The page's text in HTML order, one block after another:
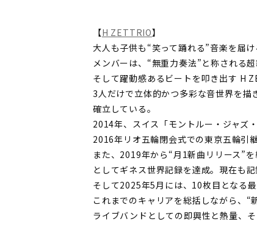
【H ZETTRIO】
大人も子供も“笑って踊れる”音楽を届
メンバーは、“無重力奏法”と称される
そして躍動感あるビートを叩き出す H
3人だけで立体的かつ多彩な音世界を描
確立している。
2014年、スイス「モントルー・ジャズ
2016年リオ五輪閉会式での東京五輪引
また、2019年から“月1新曲リリース”
としてギネス世界記録を達成。現在も記
そして2025年5月には、10枚目となる
これまでのキャリアを総括しながら、“
ライブバンドとしての即興性と熱量、